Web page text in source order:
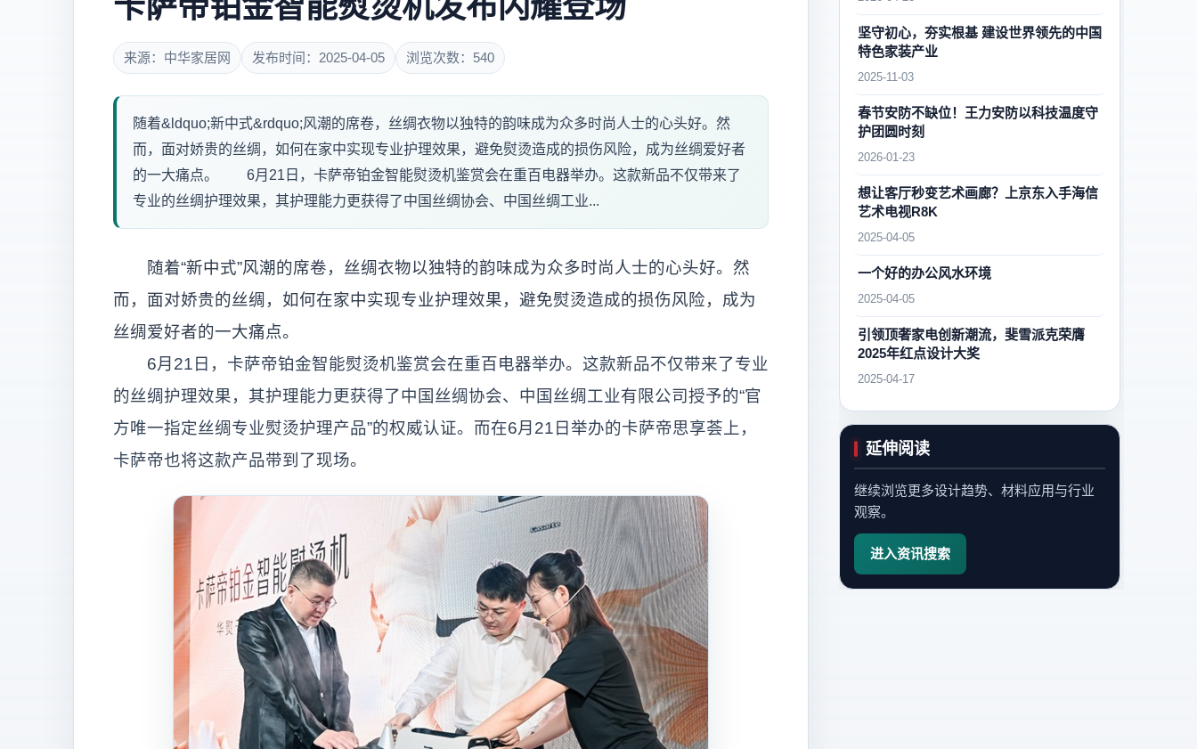
来源：中华家居网 发布时间：2025-04-05 浏览次数：540
随着&ldquo;新中式&rdquo;风潮的席卷，丝绸衣物以独特的韵味成为众多时尚人士的心头好。然
而，面对娇贵的丝绸，如何在家中实现专业护理效果，避免熨烫造成的损伤风险，成为丝绸爱好者
的一大痛点。 6月21日，卡萨帝铂金智能熨烫机鉴赏会在重百电器举办。这款新品不仅带来了
专业的丝绸护理效果，其护理能力更获得了中国丝绸协会、中国丝绸工业...
随着“新中式”风潮的席卷，丝绸衣物以独特的韵味成为众多时尚人士的心头好。然
而，面对娇贵的丝绸，如何在家中实现专业护理效果，避免熨烫造成的损伤风险，成为
丝绸爱好者的一大痛点。
6月21日，卡萨帝铂金智能熨烫机鉴赏会在重百电器举办。这款新品不仅带来了专业
的丝绸护理效果，其护理能力更获得了中国丝绸协会、中国丝绸工业有限公司授予的“官
方唯一指定丝绸专业熨烫护理产品”的权威认证。而在6月21日举办的卡萨帝思享荟上，
卡萨帝也将这款产品带到了现场。
坚守初心，夯实根基 建设世界领先的中国
特色家装产业
2025-11-03
春节安防不缺位！王力安防以科技温度守
护团圆时刻
2026-01-23
想让客厅秒变艺术画廊？上京东入手海信
艺术电视R8K
2025-04-05
一个好的办公风水环境
2025-04-05
引领顶奢家电创新潮流，斐雪派克荣膺
2025年红点设计大奖
2025-04-17
延伸阅读
继续浏览更多设计趋势、材料应用与行业
观察。
进入资讯搜索